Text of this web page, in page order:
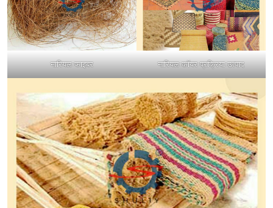
नारियल-फाइबर नारियल-कॉयर-प्रक्रिया-उत्पाद